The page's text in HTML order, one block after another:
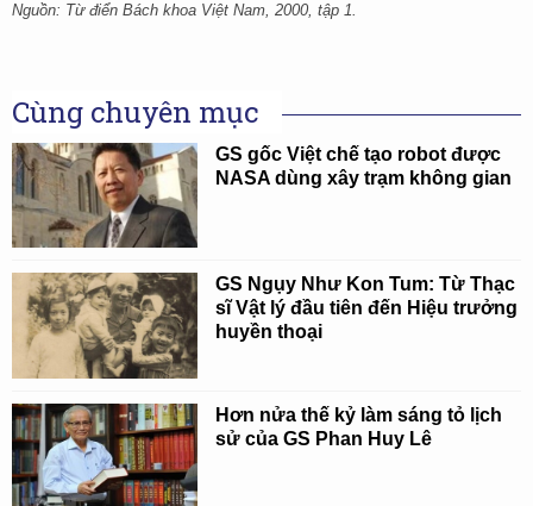
Nguồn: Từ điển Bách khoa Việt Nam, 2000, tập 1.
Cùng chuyên mục
GS gốc Việt chế tạo robot được
NASA dùng xây trạm không gian
GS Ngụy Như Kon Tum: Từ Thạc
sĩ Vật lý đầu tiên đến Hiệu trưởng
huyền thoại
Hơn nửa thế kỷ làm sáng tỏ lịch
sử của GS Phan Huy Lê